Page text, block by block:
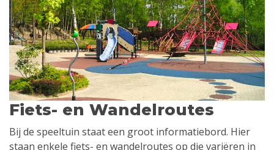
Fiets- en Wandelroutes
Bij de speeltuin staat een groot informatiebord. Hier
staan enkele fiets- en wandelroutes op die variëren in